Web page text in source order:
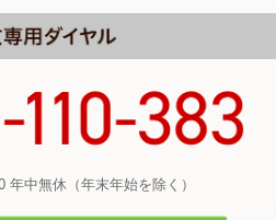
年中無休（年末年始を除く）